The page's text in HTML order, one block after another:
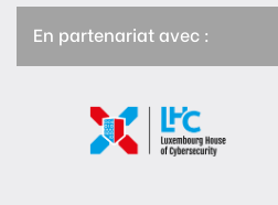
En partenariat avec :